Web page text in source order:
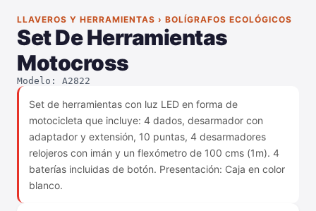
LLAVEROS Y HERRAMIENTAS › BOLÍGRAFOS ECOLÓGICOS
Set De Herramientas
Motocross
Modelo: A2822
Set de herramientas con luz LED en forma de
motocicleta que incluye: 4 dados, desarmador con
adaptador y extensión, 10 puntas, 4 desarmadores
relojeros con imán y un flexómetro de 100 cms (1m). 4
baterías incluidas de botón. Presentación: Caja en color
blanco.